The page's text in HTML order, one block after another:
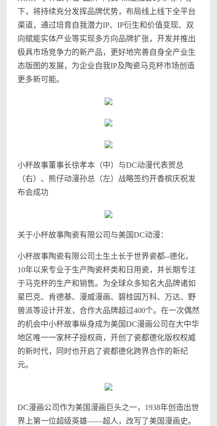
下，将持续充分发挥品牌优势，布局线上线下全平台
渠道，通过培育自我潜力IP、IP衍生和价值变现、双
向赋能实体产业等实现多方向品牌扩张，开发并推出
极具市场竞争力的新产品，更好地完善自身全产业生
态版图的发展，为企业自我IP及陶瓷马克杯市场创造
更多新可能。
小杯故事董事长徐孝本（中）与DC动漫代表贺总
（右）、熊仔动漫孙总（左）战略签约开香槟庆祝发
布会成功
关于小杯故事陶瓷有限公司与美国DC动漫：
小杯故事陶瓷有限公司土生土长于世界瓷都--德化，
10年以来专业于生产陶瓷杯类和日用瓷，并长期专注
于马克杯的生产和销售。为全球众多知名大品牌诸如
星巴克、肯德基、漫威漫画、碧桂园万科、万达、野
兽派等设计开发，合作大品牌超过400个。在一次偶然
的机会中小杯故事纵身成为美国DC漫画公司在大中华
地区唯一一家杯子授权商，开创了瓷都德化版权权威
的新时代，同时也开启了瓷都德化跨界合作的新纪
元。
DC漫画公司作为美国漫画巨头之一，1938年创造出世
界上第一位超级英雄——超人，改写了美国漫画史。